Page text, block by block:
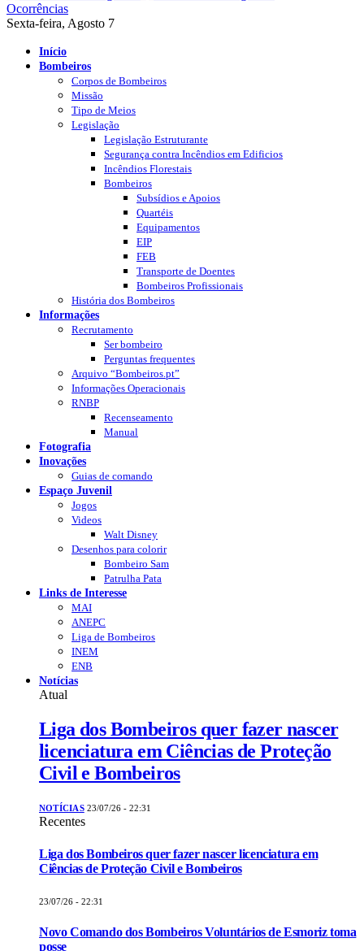
Ocorrências
Sexta-feira, Agosto 7
Início
Bombeiros
Corpos de Bombeiros
Missão
Tipo de Meios
Legislação
Legislação Estruturante
Segurança contra Incêndios em Edificios
Incêndios Florestais
Bombeiros
Subsídios e Apoios
Quartéis
Equipamentos
EIP
FEB
Transporte de Doentes
Bombeiros Profissionais
História dos Bombeiros
Informações
Recrutamento
Ser bombeiro
Perguntas frequentes
Arquivo “Bombeiros.pt”
Informações Operacionais
RNBP
Recenseamento
Manual
Fotografia
Inovações
Guias de comando
Espaço Juvenil
Jogos
Videos
Walt Disney
Desenhos para colorir
Bombeiro Sam
Patrulha Pata
Links de Interesse
MAI
ANEPC
Liga de Bombeiros
INEM
ENB
Notícias
Atual
Liga dos Bombeiros quer fazer nascer
licenciatura em Ciências de Proteção
Civil e Bombeiros
NOTÍCIAS 23/07/26 - 22:31
Recentes
Liga dos Bombeiros quer fazer nascer licenciatura em
Ciências de Proteção Civil e Bombeiros
23/07/26 - 22:31
Novo Comando dos Bombeiros Voluntários de Esmoriz toma
posse